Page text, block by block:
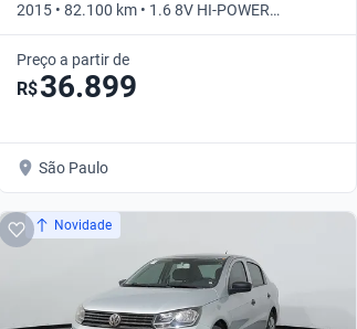
2015 • 82.100 km • 1.6 8V HI-POWER
EXPRESSION • Manual
Preço a partir de
R$36.899
São Paulo
Novidade